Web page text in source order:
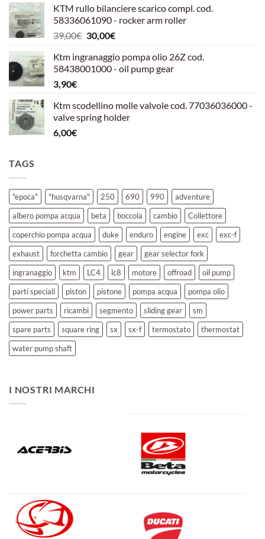
originale
era:
39,00€.
attuale
è:
30,00€.
KTM rullo bilanciere scarico compl. cod.
58336061090 - rocker arm roller
39,00€ Il
originale
era:
30,00€Il
attuale
è:
Ktm ingranaggio pompa olio 26Z cod.
58438001000 - oil pump gear
3,90€
Ktm scodellino molle valvole cod. 77036036000 -
valve spring holder
6,00€
TAGS
"epoca" "husqvarna" 250 690 990
adventure
albero pompa acqua
beta boccola cambio
Collettore
coperchio pompa acqua
duke enduro engine exc
exc-f
exhaust
forchetta cambio gear
gear selector fork
ingranaggio
ktm LC4 lc8 motore offroad
oil pump
parti speciali
piston pistone pompa acqua
pompa olio
power parts
ricambi segmento sliding gear
sm
spare parts
square ring sx sx-f termostato
thermostat
water pump shaft
I NOSTRI MARCHI